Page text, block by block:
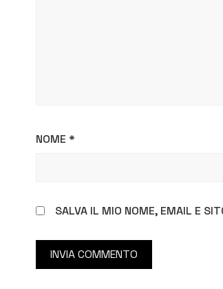
NOME *
SALVA IL MIO NOME, EMAIL E